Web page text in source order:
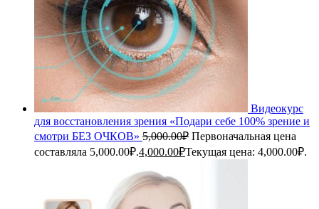
Видеокурс
для восстановления зрения «Подари себе 100% зрение и
смотри БЕЗ ОЧКОВ» 5,000.00₽ Первоначальная цена
составляла 5,000.00₽.4,000.00₽Текущая цена: 4,000.00₽.